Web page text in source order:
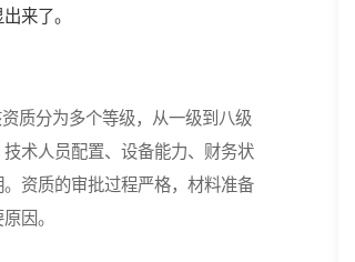
来了。
质分为多个等级，从一级到八级
术人员配置、设备能力、财务状
资质的审批过程严格，材料准备
因。